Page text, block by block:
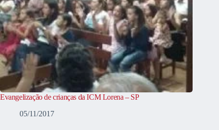
Evangelização de crianças da ICM Lorena – SP
05/11/2017